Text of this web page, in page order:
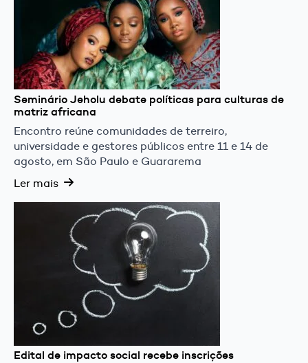
Seminário Jeholu debate políticas para culturas de
matriz africana
Encontro reúne comunidades de terreiro,
universidade e gestores públicos entre 11 e 14 de
agosto, em São Paulo e Guararema
Ler mais
Edital de impacto social recebe inscrições